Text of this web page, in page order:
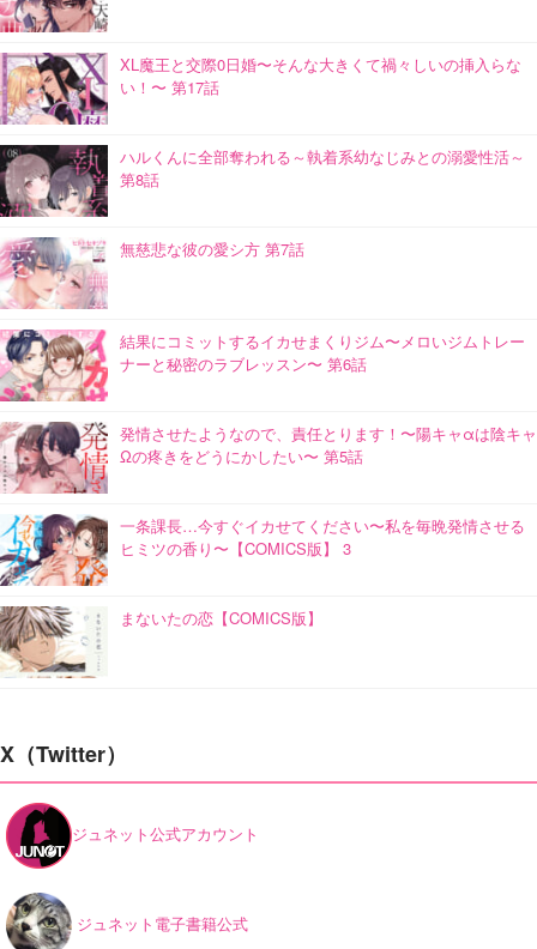
XL魔王と交際0日婚〜そんな大きくて禍々しいの挿入らな
い！〜 第17話
ハルくんに全部奪われる～執着系幼なじみとの溺愛性活～
第8話
無慈悲な彼の愛シ方 第7話
結果にコミットするイカせまくりジム〜メロいジムトレー
ナーと秘密のラブレッスン〜 第6話
発情させたようなので、責任とります！〜陽キャαは陰キャ
Ωの疼きをどうにかしたい〜 第5話
一条課長…今すぐイカせてください〜私を毎晩発情させる
ヒミツの香り〜【COMICS版】 3
まないたの恋【COMICS版】
X（Twitter）
ジュネット公式アカウント
ジュネット電子書籍公式